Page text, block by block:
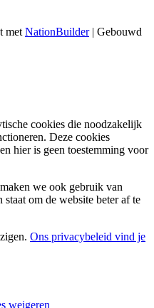
met NationBuilder| Gebouwd
cookies die noodzakelijk
Deze cookies
hier is geen toestemming voor
we ook gebruik van
om de website beter af te
Ons privacybeleid vind je
weigeren